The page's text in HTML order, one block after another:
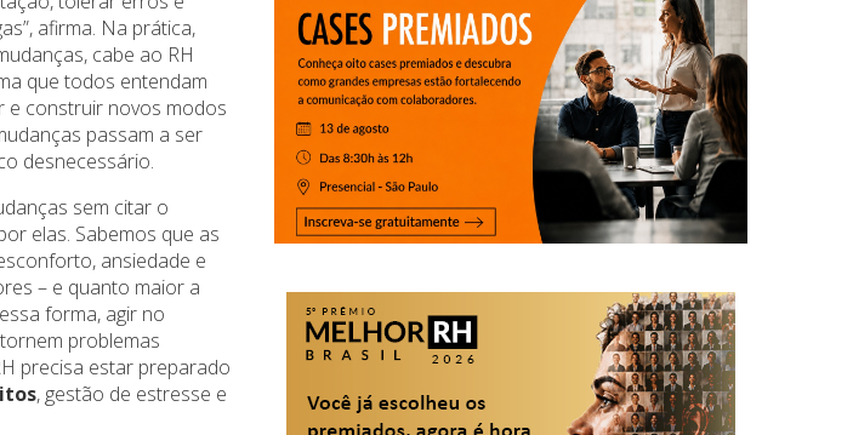
afirma. Na prática,
cabe ao RH
que todos entendam
e construir novos modos
passam a ser
desnecessário.
sem citar o
elas. Sabemos que as
ansiedade e
– e quanto maior a
forma, agir no
problemas
precisa estar preparado
, gestão de estresse e